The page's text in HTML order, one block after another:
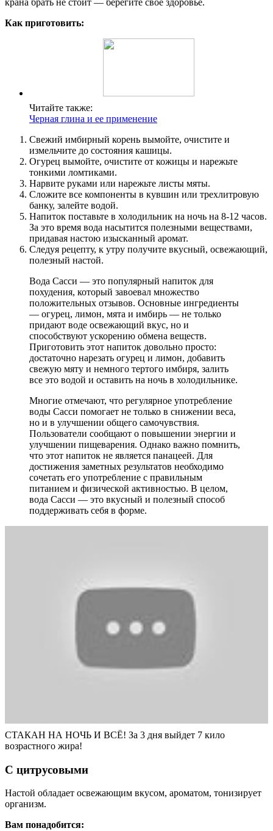
Как приготовить:
Читайте также:
Черная глина и ее применение
Свежий имбирный корень вымойте, очистите и
измельчите до состояния кашицы.
Огурец вымойте, очистите от кожицы и нарежьте
тонкими ломтиками.
Нарвите руками или нарежьте листы мяты.
Сложите все компоненты в кувшин или трехлитровую
банку, залейте водой.
Напиток поставьте в холодильник на ночь на 8-12 часов.
За это время вода насытится полезными веществами,
придавая настою изысканный аромат.
Следуя рецепту, к утру получите вкусный, освежающий,
полезный настой.
Вода Сасси — это популярный напиток для
похудения, который завоевал множество
положительных отзывов. Основные ингредиенты
— огурец, лимон, мята и имбирь — не только
придают воде освежающий вкус, но и
способствуют ускорению обмена веществ.
Приготовить этот напиток довольно просто:
достаточно нарезать огурец и лимон, добавить
свежую мяту и немного тертого имбиря, залить
все это водой и оставить на ночь в холодильнике.
Многие отмечают, что регулярное употребление
воды Сасси помогает не только в снижении веса,
но и в улучшении общего самочувствия.
Пользователи сообщают о повышении энергии и
улучшении пищеварения. Однако важно помнить,
что этот напиток не является панацеей. Для
достижения заметных результатов необходимо
сочетать его употребление с правильным
питанием и физической активностью. В целом,
вода Сасси — это вкусный и полезный способ
поддерживать себя в форме.
СТАКАН НА НОЧЬ И ВСЁ! За 3 дня выйдет 7 кило
возрастного жира!
С цитрусовыми
Настой обладает освежающим вкусом, ароматом, тонизирует
организм.
Вам понадобится: